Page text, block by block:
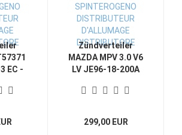
EC -
Zündverteiler
MAZDA MPV 3.0 V6
LV JE96-18-200A
SPINTEROGENO
D'ALLUMAGE
DISTRIBUTORE
299,00 EUR